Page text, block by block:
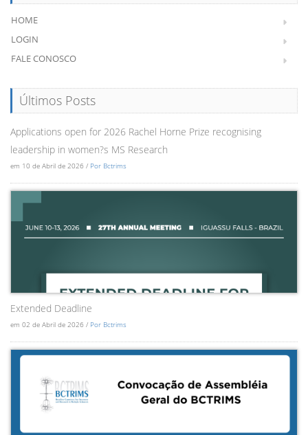
HOME
LOGIN
FALE CONOSCO
Últimos Posts
Applications open for 2026 Rachel Horne Prize recognising
leadership in women?s MS Research
em 10 de Abril de 2026 / Por Bctrims
Extended Deadline
em 02 de Abril de 2026 / Por Bctrims